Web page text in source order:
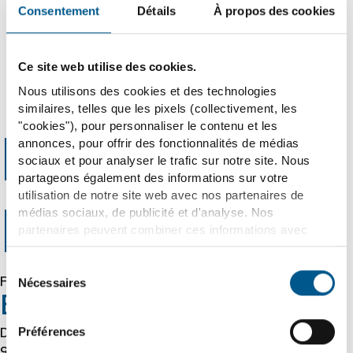
Consentement Détails À propos des cookies
Ce site web utilise des cookies.
Nous utilisons des cookies et des technologies
similaires, telles que les pixels (collectivement, les
"cookies"), pour personnaliser le contenu et les
annonces, pour offrir des fonctionnalités de médias
sociaux et pour analyser le trafic sur notre site. Nous
partageons également des informations sur votre
utilisation de notre site web avec nos partenaires de
médias sociaux, de publicité et d'analyse. Nos
partenaires peuvent combiner ces informations avec
d'autres données que vous leur avez fournies ou qu'ils
services. Nous tenons compte à cet égard de vos
préférences et ne traitons les données à des fins de
marketing, de statistiques et de préférences que si vous
nous donnez votre consentement. Vous pouvez révoquer
du
consentement
Nécessaires
Préférences
20.08.2025
Error 403
Forbidden
Forbidden
Error 54113
Details: cache-cmh1290027-CMH 1786350687